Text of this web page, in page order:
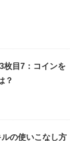
枚目7：コインを
？
の使いこなし方